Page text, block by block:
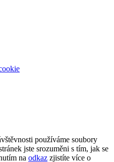
používáme soubory
jste srozuměni s tím, jak se
na odkaz zjistíte více o